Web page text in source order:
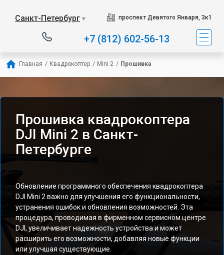
Санкт-Петербург ▼ проспект Девятого Января, 3к1
+7 (812) 602-56-13
Главная / Квадрокоптер / Mini 2 / Прошивка
Прошивка квадрокоптера
DJI Mini 2 в Санкт-
Петербурге
Обновление программного обеспечения квадрокоптера
DJI Mini 2 важно для улучшения его функциональности,
устранения ошибок и обновления возможностей. Эта
процедура, проводимая в фирменном сервисном центре
DJI, увеличивает надежность устройства и может
расширить его возможности, добавляя новые функции
или улучшая существующие.